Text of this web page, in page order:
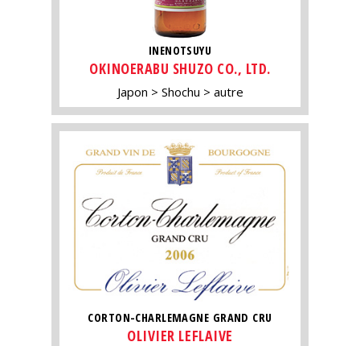
INENOTSUYU
OKINOERABU SHUZO CO., LTD.
Japon Shochu autre
CORTON-CHARLEMAGNE GRAND CRU
OLIVIER LEFLAIVE